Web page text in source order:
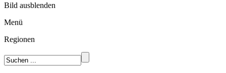
Bild ausblenden
Menü
Regionen